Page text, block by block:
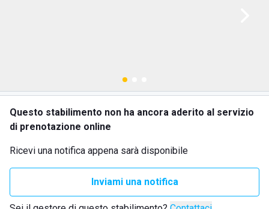
Questo stabilimento non ha ancora aderito al servizio
di prenotazione online
Ricevi una notifica appena sarà disponibile
Inviami una notifica